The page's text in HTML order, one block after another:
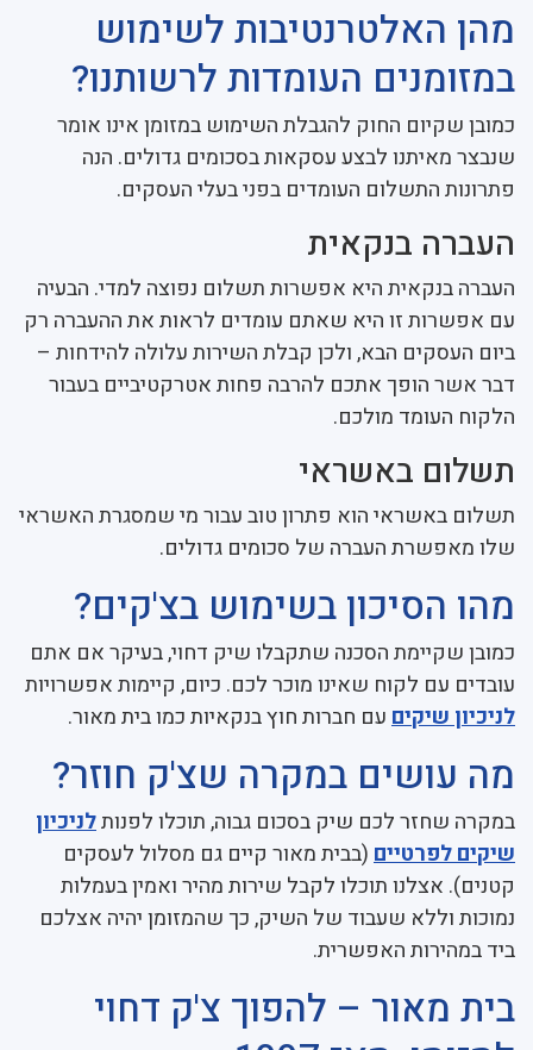
מהן האלטרנטיבות לשימוש
במזומנים העומדות לרשותנו?
כמובן שקיום החוק להגבלת השימוש במזומן אינו אומר
שנבצר מאיתנו לבצע עסקאות בסכומים גדולים. הנה
פתרונות התשלום העומדים בפני בעלי העסקים.
העברה בנקאית
העברה בנקאית היא אפשרות תשלום נפוצה למדי. הבעיה
עם אפשרות זו היא שאתם עומדים לראות את ההעברה רק
ביום העסקים הבא, ולכן קבלת השירות עלולה להידחות –
דבר אשר הופך אתכם להרבה פחות אטרקטיביים בעבור
הלקוח העומד מולכם.
תשלום באשראי
תשלום באשראי הוא פתרון טוב עבור מי שמסגרת האשראי
שלו מאפשרת העברה של סכומים גדולים.
מהו הסיכון בשימוש בצ'קים?
כמובן שקיימת הסכנה שתקבלו שיק דחוי, בעיקר אם אתם
עובדים עם לקוח שאינו מוכר לכם. כיום, קיימות אפשרויות
לניכיון שיקיםעם חברות חוץ בנקאיות כמו בית מאור.
מה עושים במקרה שצ'ק חוזר?
במקרה שחזר לכם שיק בסכום גבוה, תוכלו לפנותלניכיון
שיקים לפרטיים(בבית מאור קיים גם מסלול לעסקים
קטנים). אצלנו תוכלו לקבל שירות מהיר ואמין בעמלות
נמוכות וללא שעבוד של השיק, כך שהמזומן יהיה אצלכם
ביד במהירות האפשרית.
בית מאור – להפוך צ'ק דחוי